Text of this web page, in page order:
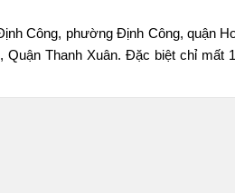
Công, phường Định Công, quận
Thanh Xuân. Đặc biệt chỉ mất